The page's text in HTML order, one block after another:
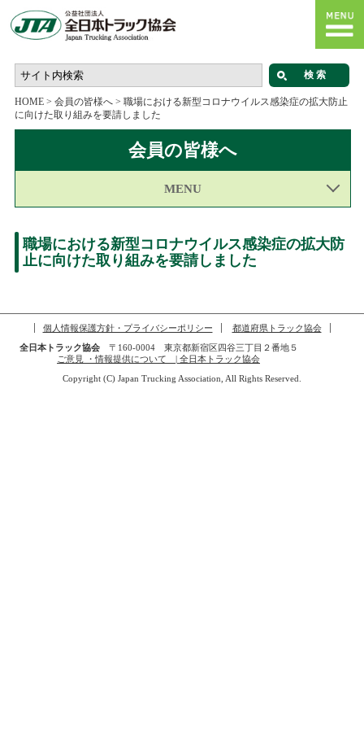
HOME> 会員の皆様へ> 職場における新型コロナウイルス感染症の拡大防止
に向けた取り組みを要請しました
会員の皆様へ
MENU
職場における新型コロナウイルス感染症の拡大防
止に向けた取り組みを要請しました
個人情報保護方針・プライバシーポリシー
都道府県トラック協会
全日本トラック協会〒160-0004 東京都新宿区四谷三丁目２番地５
ご意見 ・情報提供について | 全日本トラック協会
Copyright (C) Japan Trucking Association, All Rights Reserved.